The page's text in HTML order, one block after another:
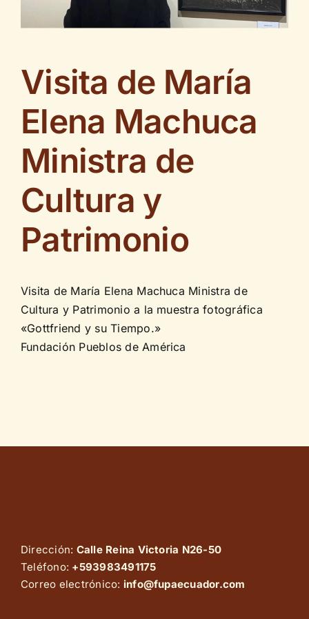
Contáctenos
Visita de María
Elena Machuca
Ministra de
Cultura y
Patrimonio
Visita de María Elena Machuca Ministra de
Cultura y Patrimonio a la muestra fotográfica
«Gottfriend y su Tiempo.»
Fundación Pueblos de América
Dirección: Calle Reina Victoria N26-50
Teléfono: +593983491175
Correo electrónico: info@fupaecuador.com